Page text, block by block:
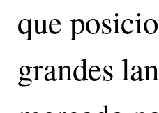
que
grandes